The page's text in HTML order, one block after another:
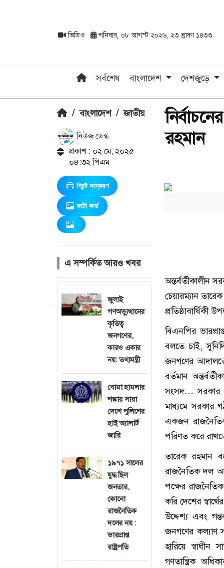
ভিডিও শনিবার, ০৮ আগস্ট ২০২৬, ২৩ শ্রাবণ ১৪৩৩
সর্বশেষ বাংলাদেশ দেশজুড়ে
/ বাংলাদেশ / জাতীয়
নিউজ ডেস্ক
প্রকাশ : ০২ মে, ২০২৫
০৪:৩২ পিএম
প্রিন্ট সংস্করণ
ফটো কার্ড
এ সম্পর্কিত আরও খবর
জুলাই
গণঅভ্যুত্থানের
কৃতিত্ব
জনগণের,
কারও একার
নয়: তথ্যমন্ত্রী
বোমা হামলার
শঙ্কায় সারা
দেশে পুলিশের
হাই অ্যালার্ট
জারি
১৯৭১ সালের
যুদ্ধ ছিল
জনতার,
কোনো
রাজনৈতিক
দলের নয় :
ভারপ্রাপ্ত
রাষ্ট্রপতি
রহমান
অন্তর্বর্তীকালীন
চেয়ারম্যান
বিএনপির
বলতে চাই,
জনগণের
বর্তমান
সংসদ… সরকার
মাধ্যমে সরকার
একজন রাজনৈতিক
পরিণত করে
তারেক রহমান
রাজনৈতিক দল
পক্ষের
করি দেশের
উদ্দেশ্য এবং
জনগণের কল্যাণ
হারিয়ে স্বাধীন
গণতান্ত্রিক